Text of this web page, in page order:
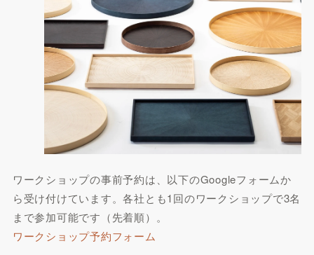
ワークショップの事前予約は、以下のGoogleフォームか
ら受け付けています。各社とも1回のワークショップで3名
まで参加可能です（先着順）。
ワークショップ予約フォーム